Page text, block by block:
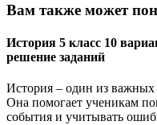
Вам также может
История 5 класс 10
решение заданий
История – один из
Она помогает ученикам
события и учитывать